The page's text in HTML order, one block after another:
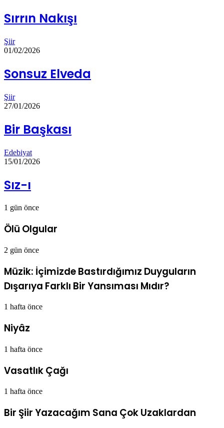
Sırrın Nakışı
Şiir
01/02/2026
Sonsuz Elveda
Şiir
27/01/2026
Bir Başkası
Edebiyat
15/01/2026
Sız-ı
1 gün önce
Ölü Olgular
2 gün önce
Müzik: İçimizde Bastırdığımız Duyguların
Dışarıya Farklı Bir Yansıması Mıdır?
1 hafta önce
Niyâz
1 hafta önce
Vasatlık Çağı
1 hafta önce
Bir Şiir Yazacağım Sana Çok Uzaklardan